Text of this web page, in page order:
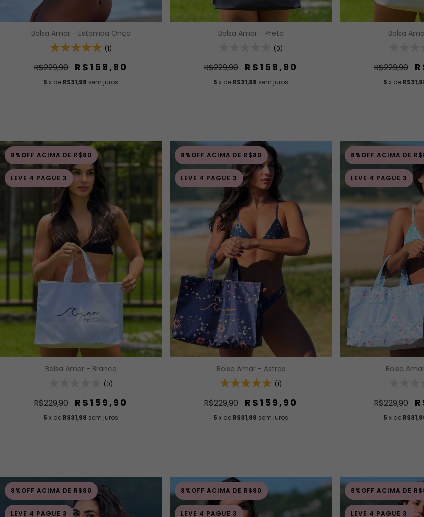
Bolsa Amar - Estampa Onça
(1)
R$229,90 R$159,90
5 x de R$31,98 sem juros
Bolsa Amar - Preta
(0)
R$229,90 R$159,90
5 x de R$31,98 sem juros
Bolsa
R$229,90
5 x de
8%OFF ACIMA DE R$80
LEVE 4 PAGUE 3
Bolsa Amar - Branca
(0)
R$229,90 R$159,90
5 x de R$31,98 sem juros
8%OFF ACIMA DE R$80
LEVE 4 PAGUE 3
Bolsa Amar - Astros
(1)
R$229,90 R$159,90
5 x de R$31,98 sem juros
8%OFF ACIMA DE
LEVE 4 PAGUE 3
Bolsa
R$229,90
5 x de
8%OFF ACIMA DE R$80
LEVE 4 PAGUE 3
8%OFF ACIMA DE R$80
LEVE 4 PAGUE 3
8%OFF ACIMA DE
LEVE 4 PAGUE 3